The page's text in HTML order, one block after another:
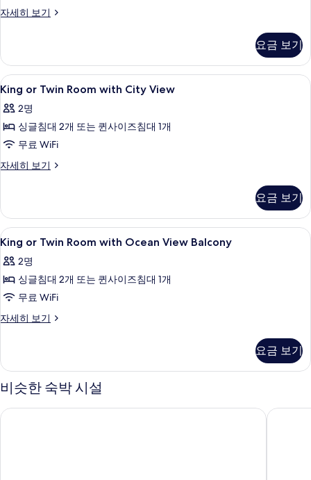
두
히
보
진
보
기
자세히 보기
King
자
세
히
기
요금 보기
King
or
Twin
Room
with
City
진
모
두
보
기
객실 내 금고, 책상, 노트북 작업 공간,
4
King or Twin Room with City View
2명
싱글침대 2개 또는 퀸사이즈침대 1개
무료 WiFi
자세히 보기
King
with
City
View
세
히
기
요금 보기
King
or
Twin
Room
with
Ocean
사
진
모
두
객실 내 금고, 책상, 노트북 작업 공간,
4
King or Twin Room with Ocean View Balcony
2명
싱글침대 2개 또는 퀸사이즈침대 1개
무료 WiFi
자세히 보기
King
with
Ocean
View
자
요금 보기
비슷한 숙박 시설
힐튼 오키나와 차탄 리조트 힐튼 오